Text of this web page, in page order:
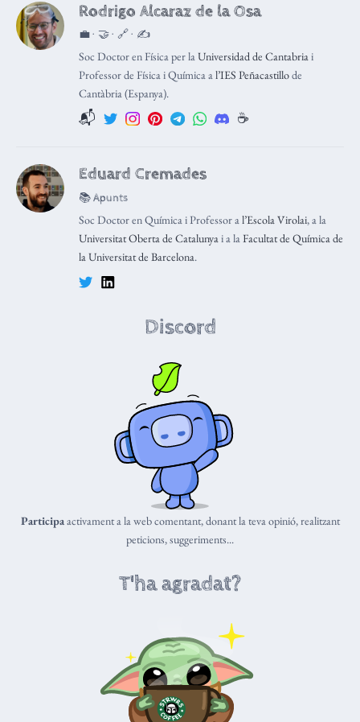
Rodrigo Alcaraz de la Osa
💼 · 🤝 · 🔗 · ✍️
Soc Doctor en Física per laUniversidad de Cantabriai
Professor de Física i Química al’IES Peñacastillode
Cantàbria (Espanya).
📬 ☕️
Eduard Cremades
📚 Apunts
Soc Doctor en Química i Professor al’Escola Virolai, a la
Universitat Oberta de Catalunyai a laFacultat de Química de
la Universitat de Barcelona.
Discord
Participaactivament a la web comentant, donant la teva opinió, realitzant
peticions, suggeriments...
T'ha agradat?